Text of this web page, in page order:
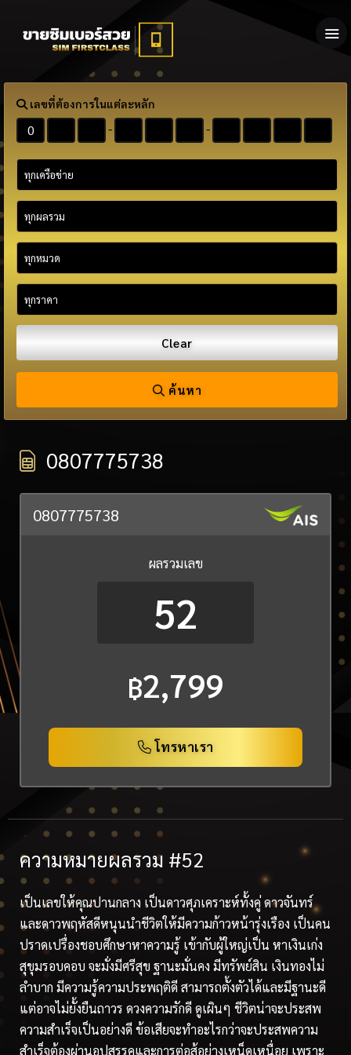
เลขที่ต้องการในแต่ละหลัก
- -
Clear
ค้นหา
0807775738
0807775738
ผลรวมเลข
52
฿2,799
โทรหาเรา
ความหมายผลรวม #52
เป็นเลขให้คุณปานกลาง เป็นดาวศุภเคราะห์ทั้งคู่ ดาวจันทร์
และดาวพฤหัสดีหนุนนำชีวิตให้มีความก้าวหน้ารุ่งเรือง เป็นคน
ปราดเปรื่องชอบศึกษาหาความรู้ เข้ากับผู้ใหญ่เป็น หาเงินเก่ง
สุขุมรอบคอบ จะมั่งมีศรีสุข ฐานะมั่นคง มีทรัพย์สิน เงินทองไม่
ลำบาก มีความรู้ความประพฤติดี สามารถตั้งตัวได้และมีฐานะดี
แต่อาจไม่ยั้งยืนถาวร ดวงความรักดี ดูเผินๆ ชีวิตน่าจะประสพ
ความสำเร็จเป็นอย่างดี ข้อเสียจะทำอะไรกว่าจะประสพความ
สำเร็จต้องผ่านอุปสรรคและการต่อสู้อย่างเหน็ดเหนื่อย เพราะ